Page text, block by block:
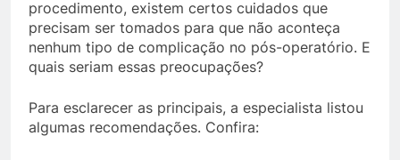
procedimento, existem certos cuidados que
precisam ser tomados para que não aconteça
nenhum tipo de complicação no pós-operatório. E
quais seriam essas preocupações?
Para esclarecer as principais, a especialista listou
algumas recomendações. Confira: